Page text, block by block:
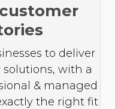
to deliver
with a
& managed
the right fit